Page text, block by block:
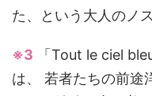
た、という大人のノ
※3 「Tout le ciel
は、 若者たちの前途